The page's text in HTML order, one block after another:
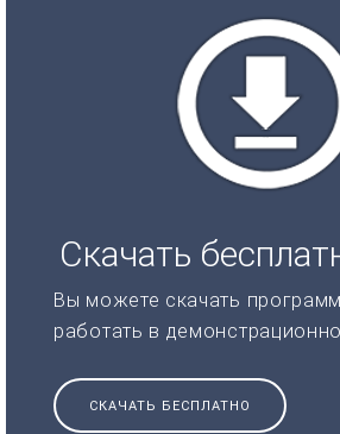
Скачать
Вы можете скачать
работать в
СКАЧАТЬ БЕСПЛАТНО